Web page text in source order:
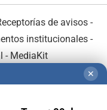
de avisos -
institucionales-
- MediaKit
✕